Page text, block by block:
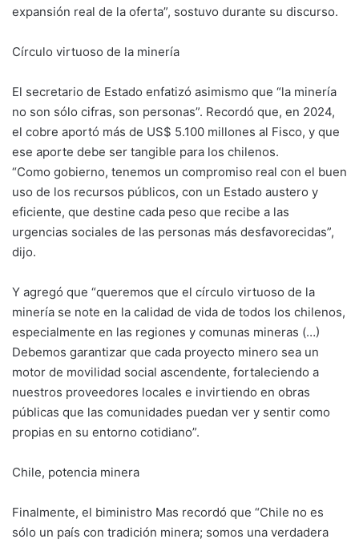
expansión real de la oferta”, sostuvo durante su discurso.
Círculo virtuoso de la minería
El secretario de Estado enfatizó asimismo que “la minería
no son sólo cifras, son personas”. Recordó que, en 2024,
el cobre aportó más de US$ 5.100 millones al Fisco, y que
ese aporte debe ser tangible para los chilenos.
“Como gobierno, tenemos un compromiso real con el buen
uso de los recursos públicos, con un Estado austero y
eficiente, que destine cada peso que recibe a las
urgencias sociales de las personas más desfavorecidas”,
dijo.
Y agregó que “queremos que el círculo virtuoso de la
minería se note en la calidad de vida de todos los chilenos,
especialmente en las regiones y comunas mineras (…)
Debemos garantizar que cada proyecto minero sea un
motor de movilidad social ascendente, fortaleciendo a
nuestros proveedores locales e invirtiendo en obras
públicas que las comunidades puedan ver y sentir como
propias en su entorno cotidiano”.
Chile, potencia minera
Finalmente, el biministro Mas recordó que “Chile no es
sólo un país con tradición minera; somos una verdadera